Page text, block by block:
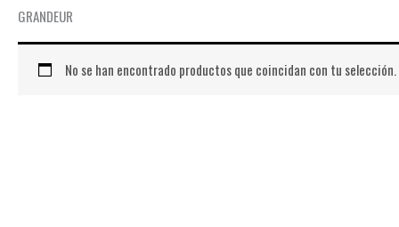
GRANDEUR
No se han encontrado productos que coincidan con tu selección.